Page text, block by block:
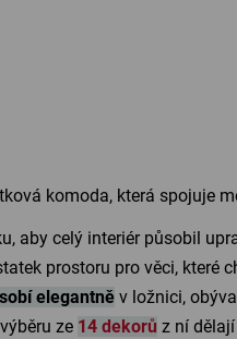
komoda, která spojuje
aby celý interiér působil
prostoru pro věci, které
elegantně v ložnici,
ze 14 dekorů z ní